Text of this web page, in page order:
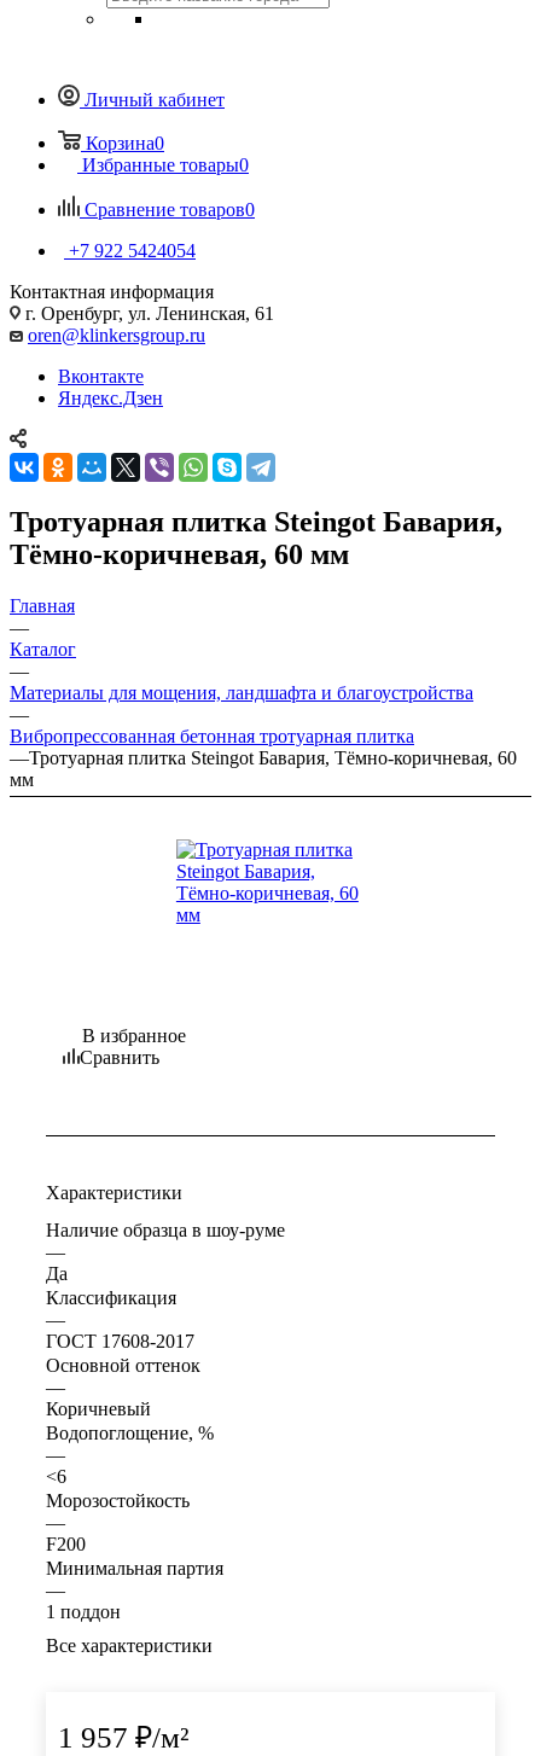
Личный кабинет
Корзина0
Избранные товары0
Сравнение товаров0
+7 922 5424054
Контактная информация
г. Оренбург, ул. Ленинская, 61
oren@klinkersgroup.ru
Вконтакте
Яндекс.Дзен
Тротуарная плитка Steingot Бавария,
Тёмно-коричневая, 60 мм
Главная
—
Каталог
—
Материалы для мощения, ландшафта и благоустройства
—
Вибропрессованная бетонная тротуарная плитка
—Тротуарная плитка Steingot Бавария, Тёмно-коричневая, 60
мм
В избранное
Сравнить
Характеристики
Наличие образца в шоу-руме
—
Да
Классификация
—
ГОСТ 17608-2017
Основной оттенок
—
Коричневый
Водопоглощение, %
—
<6
Морозостойкость
—
F200
Минимальная партия
—
1 поддон
Все характеристики
1 957 ₽/м²